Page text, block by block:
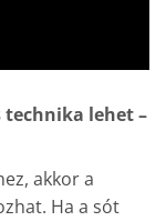
technika lehet –
akkor a
Ha a sót